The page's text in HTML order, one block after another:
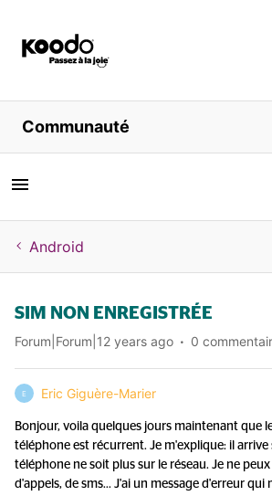
Magasiner
Libre service
Aide
Communauté
Android
SIM NON ENREGISTRÉE
Forum|Forum|12 years ago 0
E Eric Giguère-Marier
Bonjour, voila quelques jours maintenant que
téléphone est récurrent. Je m'explique: il
téléphone ne soit plus sur le réseau. Je ne
d'appels, de sms... J'ai un message d'erreur qui